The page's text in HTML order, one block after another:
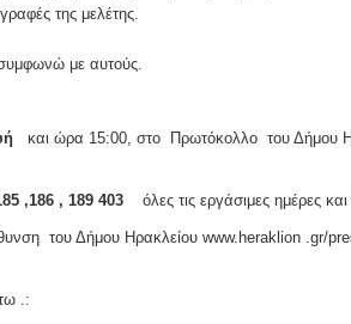
της μελέτης.
με αυτούς.
και ώρα 15:00, στο Πρωτόκολλο του Δήμου
,186 , 189 403 όλες τις εργάσιμες ημέρες
του Δήμου Ηρακλείου www.heraklion .gr/
.: